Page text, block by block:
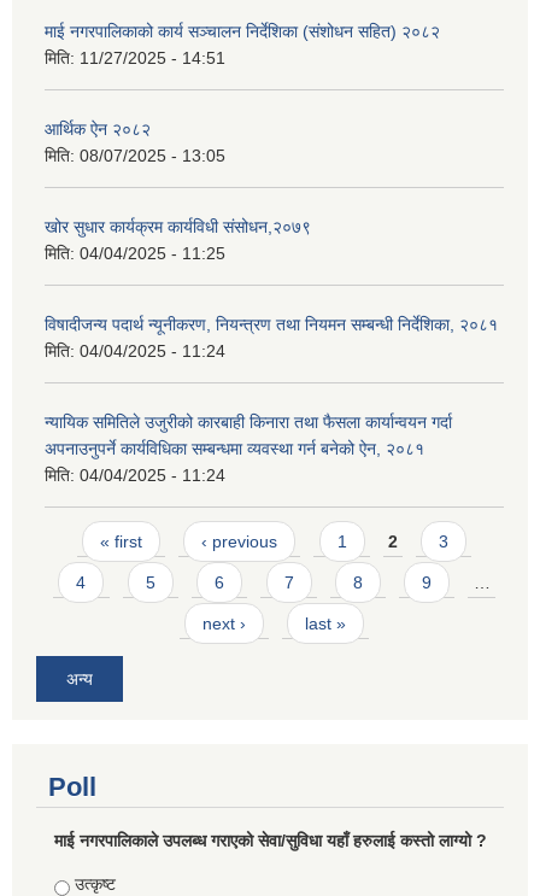
माई नगरपालिकाको कार्य सञ्चालन निर्देशिका (संशोधन सहित) २०८२
मिति: 11/27/2025 - 14:51
आर्थिक ऐन २०८२
मिति: 08/07/2025 - 13:05
खोर सुधार कार्यक्रम कार्यविधी संसोधन,२०७९
मिति: 04/04/2025 - 11:25
विषादीजन्य पदार्थ न्यूनीकरण, नियन्त्रण तथा नियमन सम्बन्धी निर्देशिका, २०८१
मिति: 04/04/2025 - 11:24
न्यायिक समितिले उजुरीको कारबाही किनारा तथा फैसला कार्यान्वयन गर्दा
अपनाउनुपर्ने कार्यविधिका सम्बन्धमा व्यवस्था गर्न बनेको ऐन, २०८१
मिति: 04/04/2025 - 11:24
Pages
« first ‹ previous 1 2 3
4 5 6 7 8 9
next › last »
अन्य
Poll
माई नगरपालिकाले उपलब्ध गराएको सेवा/सुविधा यहाँ हरुलाई कस्तो लाग्यो ?
Choices
उत्कृष्ट